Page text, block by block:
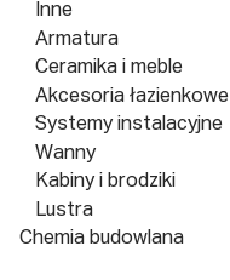
Inne
Armatura
Ceramika i meble
Akcesoria łazienkowe
Systemy instalacyjne
Wanny
Kabiny i brodziki
Lustra
Chemia budowlana